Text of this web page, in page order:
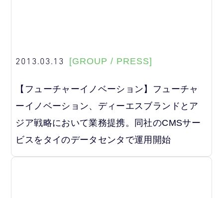
2013.03.13 [GROUP / PRESS]
【フューチャーイノベーション】フューチャ
ーイノベーション、ディーエスブランドとア
ジア戦略において業務提携。同社のCMSサー
ビスをタイのデータセンタで運用開始